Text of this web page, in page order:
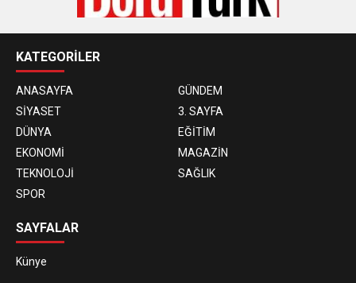
KATEGORİLER
ANASAYFA
GÜNDEM
SİYASET
3. SAYFA
DÜNYA
EĞİTİM
EKONOMİ
MAGAZİN
TEKNOLOJİ
SAĞLIK
SPOR
SAYFALAR
Künye